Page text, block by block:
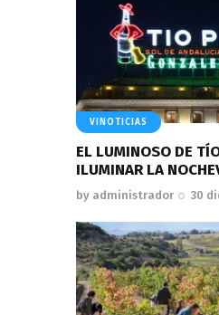
VINOTICIAS
EL LUMINOSO DE
ILUMINAR LA
by administrador 30